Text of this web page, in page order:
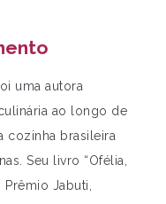
uma autora
ao longo de
cozinha brasileira
Seu livro “Ofélia,
Jabuti,